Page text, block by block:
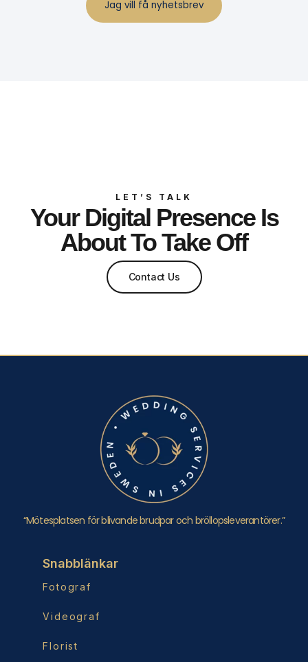
LET’S TALK
Your Digital Presence Is
About To Take Off
Contact Us
“Mötesplatsen för blivande brudpar och bröllopsleverantörer.”
Snabblänkar
Fotograf
Videograf
Florist